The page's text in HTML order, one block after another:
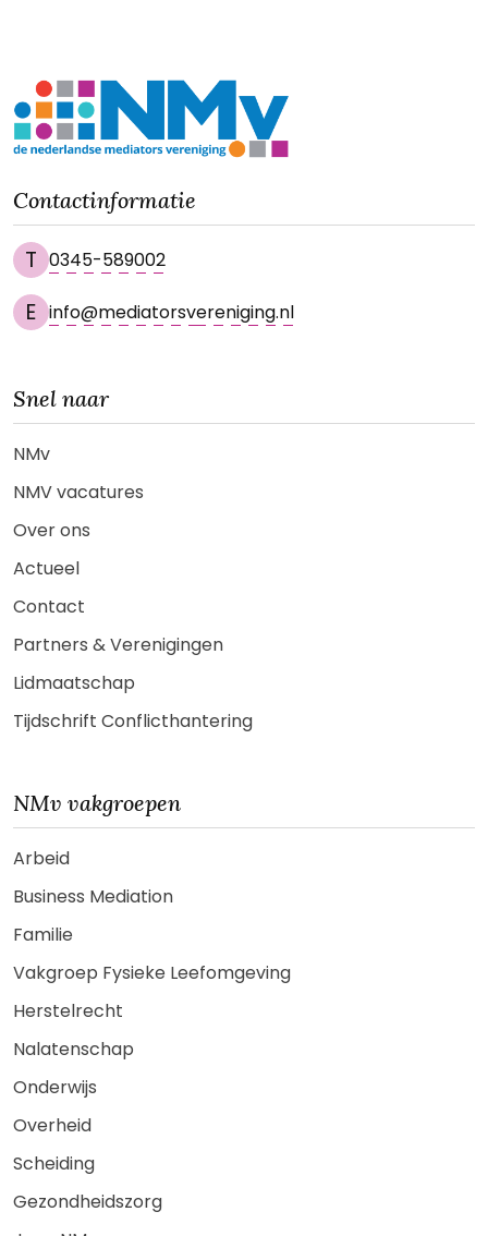
Contactinformatie
T 0345-589002
E info@mediatorsvereniging.nl
Snel naar
NMv
NMV vacatures
Over ons
Actueel
Contact
Partners & Verenigingen
Lidmaatschap
Tijdschrift Conflicthantering
NMv vakgroepen
Arbeid
Business Mediation
Familie
Vakgroep Fysieke Leefomgeving
Herstelrecht
Nalatenschap
Onderwijs
Overheid
Scheiding
Gezondheidszorg